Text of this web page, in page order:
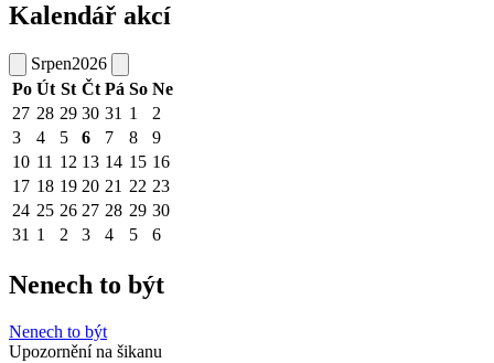
Kalendář akcí
Srpen2026
Po Út St Čt Pá So Ne
27 28 29 30 31 1
2
3
4 5 6 7 8
9
10 11 12 13 14 15 16
17 18 19 20 21 22 23
24 25 26 27 28 29 30
31 1 2 3 4 5 6
Nenech to být
Nenech to být
Upozornění na šikanu